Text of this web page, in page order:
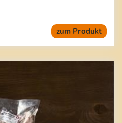
zum Produkt